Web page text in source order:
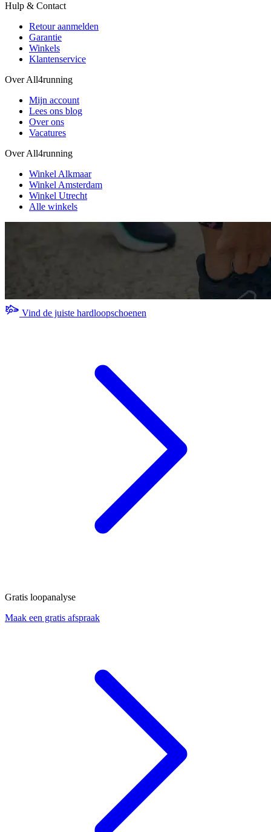
Hulp & Contact
Retour aanmelden
Garantie
Winkels
Klantenservice
Over All4running
Mijn account
Lees ons blog
Over ons
Vacatures
Over All4running
Winkel Alkmaar
Winkel Amsterdam
Winkel Utrecht
Alle winkels
Vind de juiste hardloopschoenen
Gratis loopanalyse
Maak een gratis afspraak